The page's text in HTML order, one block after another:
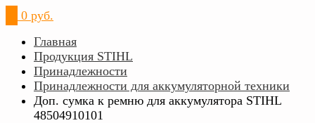
0 руб.
Главная
Продукция STIHL
Принадлежности
Принадлежности для аккумуляторной техники
Доп. сумка к ремню для аккумулятора STIHL
48504910101